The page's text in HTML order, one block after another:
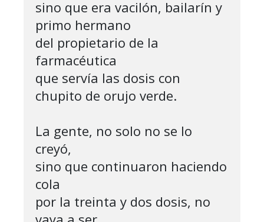
sino que era vacilón, bailarín y
primo hermano
del propietario de la
farmacéutica
que servía las dosis con
chupito de orujo verde.
La gente, no solo no se lo
creyó,
sino que continuaron haciendo
cola
por la treinta y dos dosis, no